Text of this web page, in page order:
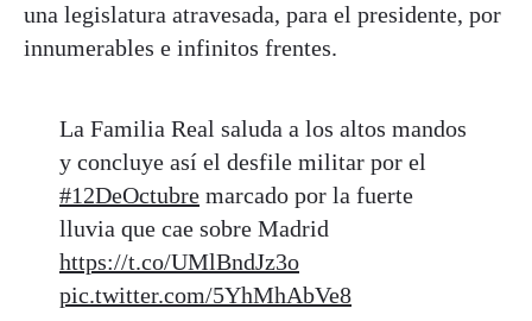
una legislatura atravesada, para el presidente, por
innumerables e infinitos frentes.
La Familia Real saluda a los altos mandos
y concluye así el desfile militar por el
#12DeOctubre marcado por la fuerte
lluvia que cae sobre Madrid
https://t.co/UMlBndJz3o
pic.twitter.com/5YhMhAbVe8